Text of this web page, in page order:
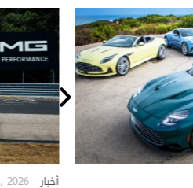
أخبار 2026